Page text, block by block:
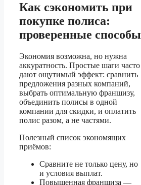
Как сэкономить при
покупке полиса:
проверенные способы
Экономия возможна, но нужна
аккуратность. Простые шаги часто
дают ощутимый эффект: сравнить
предложения разных компаний,
выбрать оптимальную франшизу,
объединить полисы в одной
компании для скидки, и оплатить
полис разом, а не частями.
Полезный список экономящих
приёмов:
Сравните не только цену, но
и условия выплат.
Повышенная франшиза —